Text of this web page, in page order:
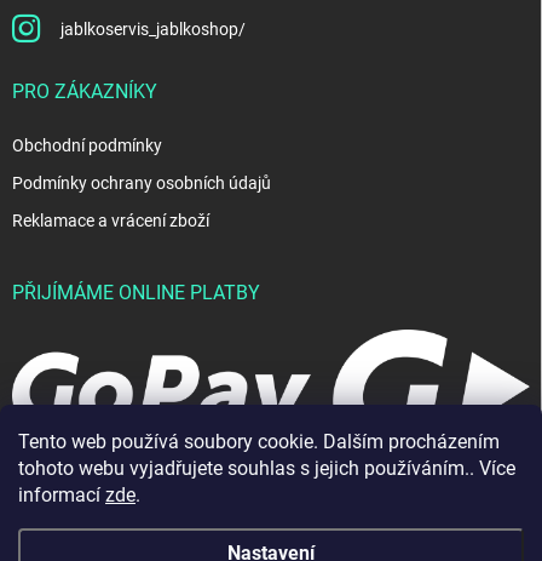
Tento web používá soubory cookie. Dalším procházením
tohoto webu vyjadřujete souhlas s jejich používáním.. Více
informací zde.
Nastavení
jablkoservis_jablkoshop/
PRO ZÁKAZNÍKY
Obchodní podmínky
Podmínky ochrany osobních údajů
Reklamace a vrácení zboží
PŘIJÍMÁME ONLINE PLATBY